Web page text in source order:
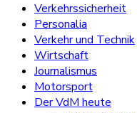
Verkehrssicherheit
Personalia
Verkehr und Technik
Wirtschaft
Journalismus
Motorsport
Der VdM heute